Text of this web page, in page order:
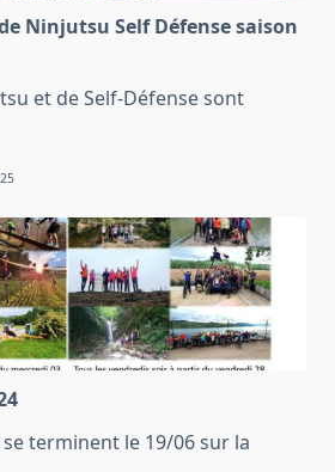
Ninjutsu Self Défense saison
et de Self-Défense sont
terminent le 19/06 sur la